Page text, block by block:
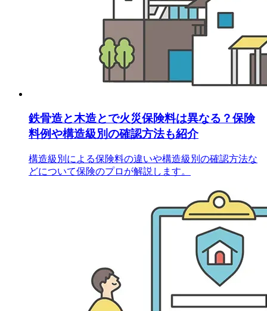
鉄骨造と木造とで火災保険料は異なる？保険
料例や構造級別の確認方法も紹介
構造級別による保険料の違いや構造級別の確認方法な
どについて保険のプロが解説します。